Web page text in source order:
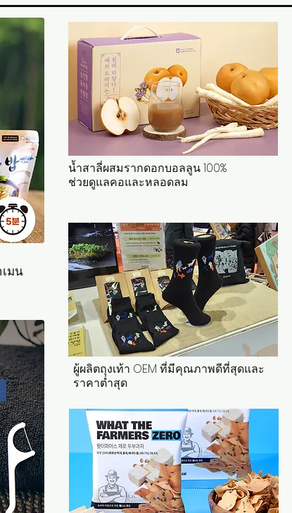
มน
น้ำสาลี่ผสมรากดอกบอลลูน 100%
ช่วยดูแลคอและหลอดลม
ผู้ผลิตถุงเท้า OEM ที่มีคุณภาพดีที่สุดและ
ราคาต่ำสุด